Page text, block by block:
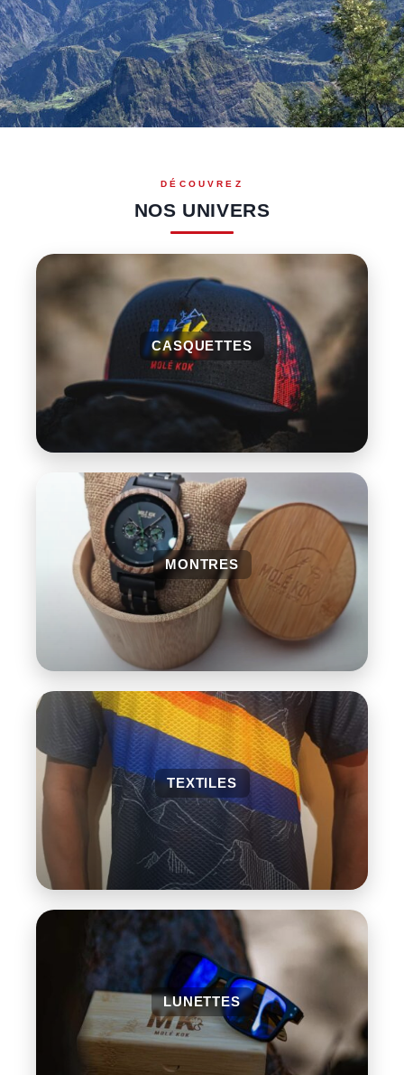
NOS UNIVERS
CASQUETTES
MONTRES
TEXTILES
LUNETTES